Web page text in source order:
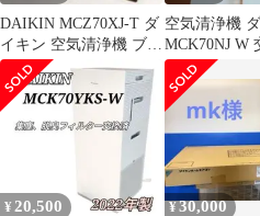
DAIKIN MCZ70XJ-T ダ
イキン 空気清浄機 ブラ
ウン
空気清浄機
MCK70NJ W
ルター 2種類付
¥ 20,500 ¥30,000